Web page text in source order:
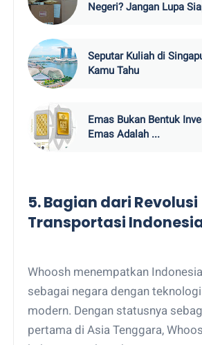
Negeri? Jangan Lupa
Seputar Kuliah di
Kamu Tahu
Emas Bukan Bentuk
Emas Adalah ...
5. Bagian dari Revolusi
Transportasi
Whoosh menempatkan
sebagai negara dengan
modern. Dengan statusnya
pertama di Asia Tenggara,